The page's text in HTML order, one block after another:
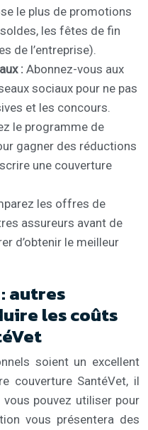
le plus de promotions
les fêtes de fin
de l’entreprise).
: Abonnez-vous aux
sociaux pour ne pas
et les concours.
le programme de
gagner des réductions
une couverture
les offres de
assureurs avant de
d’obtenir le meilleur
autres
les coûts
soient un excellent
couverture SantéVet, il
pouvez utiliser pour
vous présentera des